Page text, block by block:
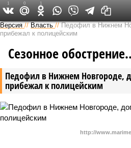
Версия в Кирове
Версия //Власть //Педофил в Нижнем
прибежал к полицейским
Педофил в Нижнем Новгороде,
прибежал к полицейским
Сезонное
http://
1 0 1